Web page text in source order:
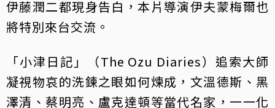
伊藤潤二都現身告白，本片導演伊夫蒙梅爾也
將特別來台交流。
「小津日記」（The Ozu Diaries）追索大師
凝視物哀的洗鍊之眼如何煉成，文溫德斯、黑
澤清、蔡明亮、盧克達頓等當代名家，一一化